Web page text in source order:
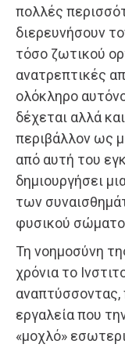
πολλές
διερευνήσουν
τόσο ζωτικού
ανατρεπτικές
ολόκληρο
δέχεται αλλά
περιβάλλον ως
από αυτή του
δημιουργήσει
των
φυσικού
Τη νοημοσύνη
χρόνια το
αναπτύσσοντας,
εργαλεία που
«μοχλό»